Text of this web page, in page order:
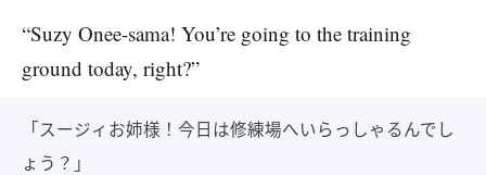
“Suzy Onee-sama! You’re going to the training
ground today, right?”
「スージィお姉様！今日は修練場へいらっしゃるんでし
ょう？」